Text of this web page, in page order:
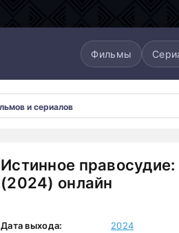
Фильмы
Истинное
(2024) онлайн
Дата выхода:
2024